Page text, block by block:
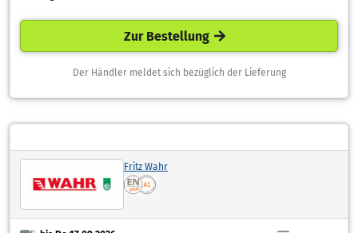
Zur Bestellung
Der Händler meldet sich bezüglich der Lieferung
Fritz Wahr